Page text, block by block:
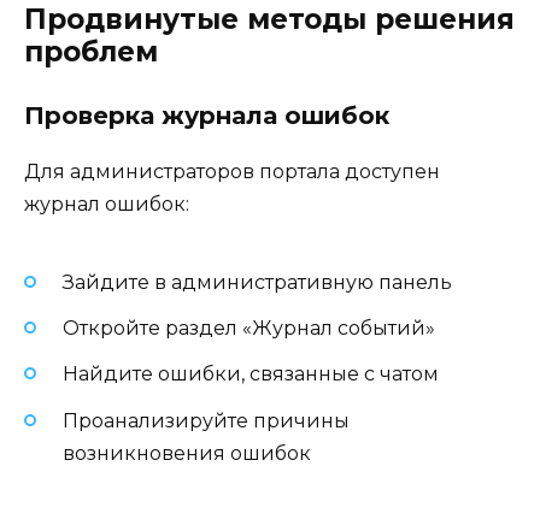
Продвинутые методы решения
проблем
Проверка журнала ошибок
Для администраторов портала доступен
журнал ошибок:
Зайдите в административную панель
Откройте раздел «Журнал событий»
Найдите ошибки, связанные с чатом
Проанализируйте причины
возникновения ошибок